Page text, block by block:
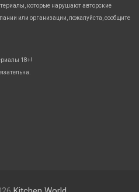
которые нарушают авторские
или организации, пожалуйста, сообщите
18+!